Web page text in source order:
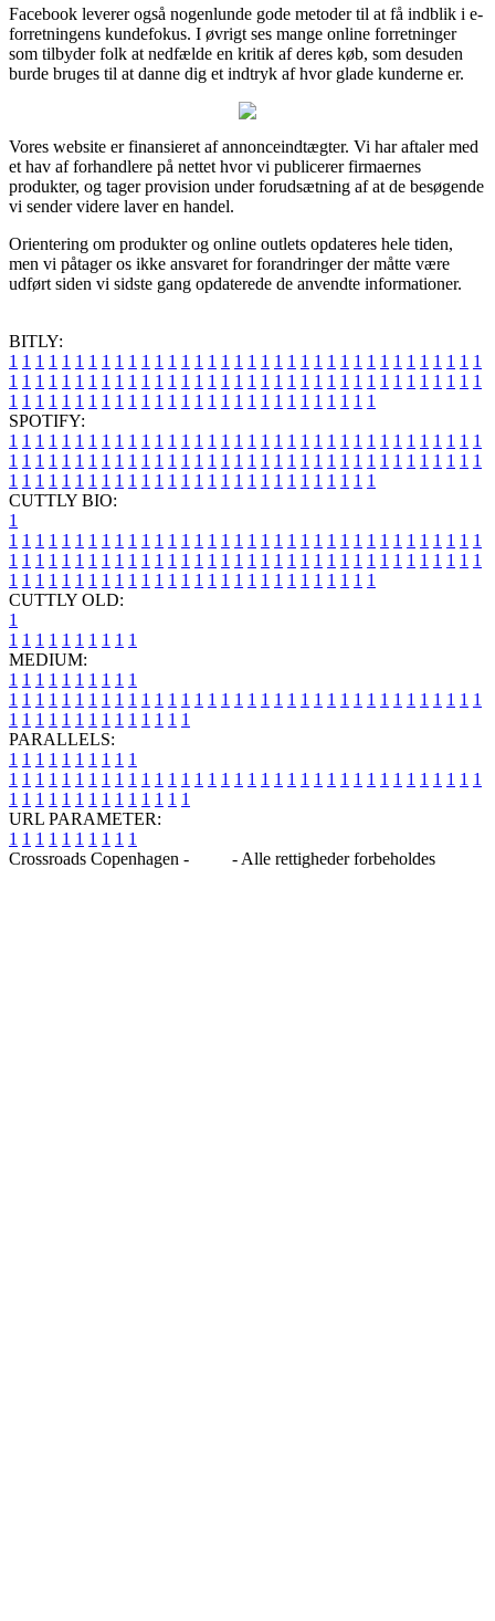
Facebook leverer også nogenlunde gode metoder til at få indblik i e-
forretningens kundefokus. I øvrigt ses mange online forretninger
som tilbyder folk at nedfælde en kritik af deres køb, som desuden
burde bruges til at danne dig et indtryk af hvor glade kunderne er.
Vores website er finansieret af annonceindtægter. Vi har aftaler med
et hav af forhandlere på nettet hvor vi publicerer firmaernes
produkter, og tager provision under forudsætning af at de besøgende
vi sender videre laver en handel.
Orientering om produkter og online outlets opdateres hele tiden,
men vi påtager os ikke ansvaret for forandringer der måtte være
udført siden vi sidste gang opdaterede de anvendte informationer.
BITLY:
1 1 1 1 1 1 1 1 1 1 1 1 1 1 1 1 1 1 1 1 1 1 1 1 1 1 1 1 1 1 1 1 1 1 1 1
1 1 1 1 1 1 1 1 1 1 1 1 1 1 1 1 1 1 1 1 1 1 1 1 1 1 1 1 1 1 1 1 1 1 1 1
1 1 1 1 1 1 1 1 1 1 1 1 1 1 1 1 1 1 1 1 1 1 1 1 1 1 1 1
SPOTIFY:
1 1 1 1 1 1 1 1 1 1 1 1 1 1 1 1 1 1 1 1 1 1 1 1 1 1 1 1 1 1 1 1 1 1 1 1
1 1 1 1 1 1 1 1 1 1 1 1 1 1 1 1 1 1 1 1 1 1 1 1 1 1 1 1 1 1 1 1 1 1 1 1
1 1 1 1 1 1 1 1 1 1 1 1 1 1 1 1 1 1 1 1 1 1 1 1 1 1 1 1
CUTTLY BIO:
1
1 1 1 1 1 1 1 1 1 1 1 1 1 1 1 1 1 1 1 1 1 1 1 1 1 1 1 1 1 1 1 1 1 1 1 1
1 1 1 1 1 1 1 1 1 1 1 1 1 1 1 1 1 1 1 1 1 1 1 1 1 1 1 1 1 1 1 1 1 1 1 1
1 1 1 1 1 1 1 1 1 1 1 1 1 1 1 1 1 1 1 1 1 1 1 1 1 1 1 1
CUTTLY OLD:
1
1 1 1 1 1 1 1 1 1 1
MEDIUM:
1 1 1 1 1 1 1 1 1 1
1 1 1 1 1 1 1 1 1 1 1 1 1 1 1 1 1 1 1 1 1 1 1 1 1 1 1 1 1 1 1 1 1 1 1 1
1 1 1 1 1 1 1 1 1 1 1 1 1 1
PARALLELS:
1 1 1 1 1 1 1 1 1 1
1 1 1 1 1 1 1 1 1 1 1 1 1 1 1 1 1 1 1 1 1 1 1 1 1 1 1 1 1 1 1 1 1 1 1 1
1 1 1 1 1 1 1 1 1 1 1 1 1 1
URL PARAMETER:
1 1 1 1 1 1 1 1 1 1
Crossroads Copenhagen -
- Alle rettigheder forbeholdes